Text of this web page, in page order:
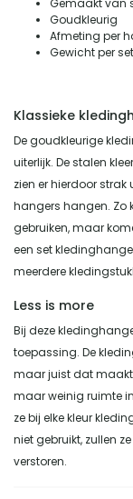
Goudkleurig
Afmeting per
Gewicht per
Klassieke
De goudkleurige
uiterlijk. De stalen
zien er hierdoor
hangers hangen. Zo
gebruiken, maar
een set
meerdere
Less is more
Bij deze
toepassing. De
maar juist dat maakt
maar weinig ruimte
ze bij elke kleur
niet gebruikt, zullen
verstoren.